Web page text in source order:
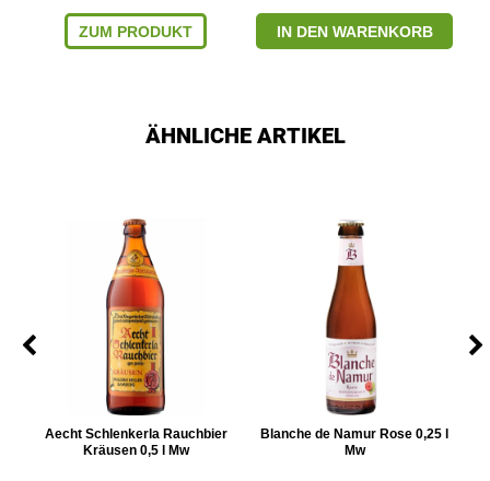
ZUM PRODUKT IN DEN WARENKORB
ÄHNLICHE ARTIKEL
Aecht Schlenkerla Rauchbier
Kräusen 0,5 l Mw
Blanche de Namur Rose 0,25 l
Mw